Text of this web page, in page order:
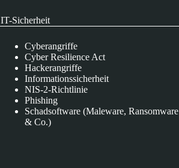
IT-Sicherheit
Cyberangriffe
Cyber Resilience Act
Hackerangriffe
Informationssicherheit
NIS-2-Richtlinie
Phishing
Schadsoftware (Maleware, Ransomware
& Co.)